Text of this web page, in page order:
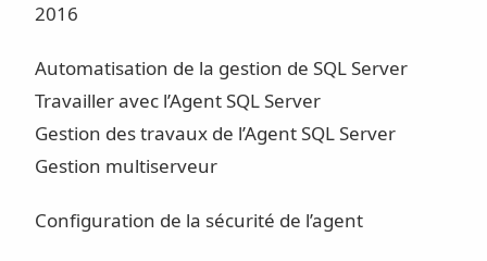
2016
Automatisation de la gestion de SQL Server
Travailler avec l’Agent SQL Server
Gestion des travaux de l’Agent SQL Server
Gestion multiserveur
Configuration de la sécurité de l’agent